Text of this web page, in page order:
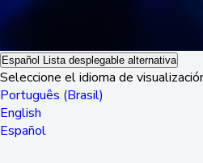
Español Lista desplegable alternativa
Seleccione el idioma de
Português (Brasil)
English
Español